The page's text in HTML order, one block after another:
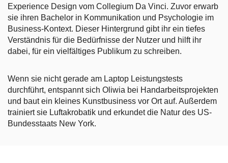
Experience Design vom Collegium Da Vinci. Zuvor erwarb
sie ihren Bachelor in Kommunikation und Psychologie im
Business-Kontext. Dieser Hintergrund gibt ihr ein tiefes
Verständnis für die Bedürfnisse der Nutzer und hilft ihr
dabei, für ein vielfältiges Publikum zu schreiben.
Wenn sie nicht gerade am Laptop Leistungstests
durchführt, entspannt sich Oliwia bei Handarbeitsprojekten
und baut ein kleines Kunstbusiness vor Ort auf. Außerdem
trainiert sie Luftakrobatik und erkundet die Natur des US-
Bundesstaats New York.